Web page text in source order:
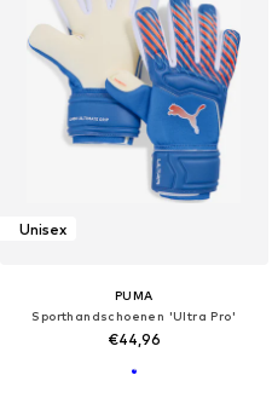
Unisex
PUMA
Sporthandschoenen 'Ultra Pro'
€44,96